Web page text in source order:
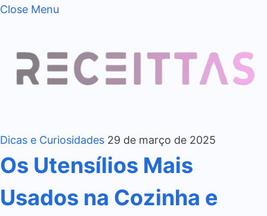
Close Menu
Dicas e Curiosidades 29 de março de 2025
Os Utensílios Mais
Usados na Cozinha e